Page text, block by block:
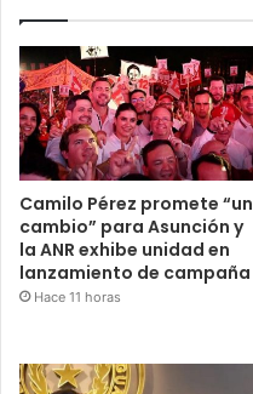
Camilo Pérez promete “un
cambio” para Asunción y
la ANR exhibe unidad en
lanzamiento de campaña
Hace 11 horas